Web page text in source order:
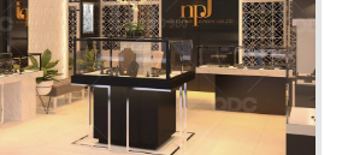
trầm hương theo phong cách
sang trọng, tinh tế.
Chi tiết